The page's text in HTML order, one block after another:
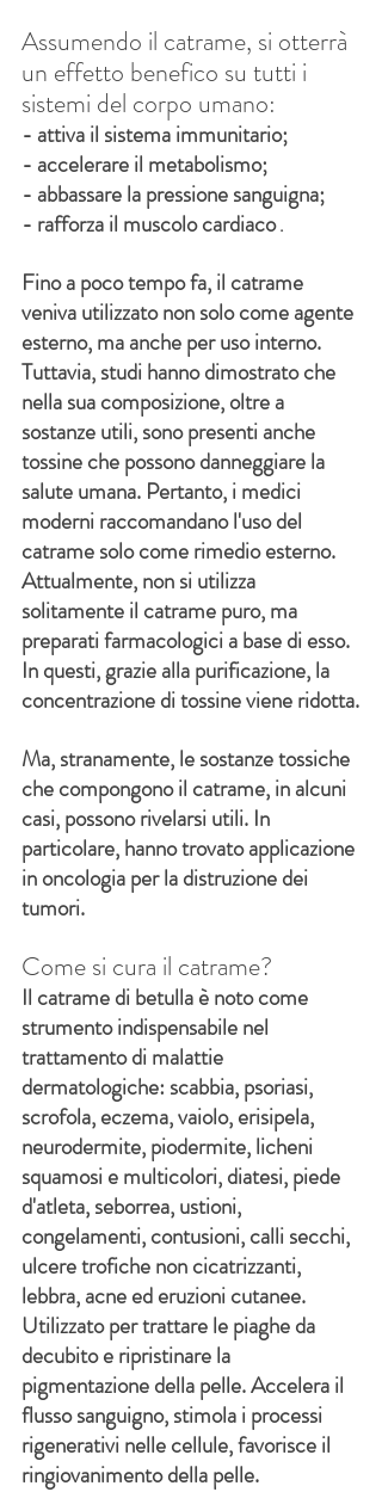
Assumendo il catrame, si otterrà
un effetto benefico su tutti i
sistemi del corpo umano:
- attiva il sistema immunitario;
- accelerare il metabolismo;
- abbassare la pressione sanguigna;
- rafforza il muscolo cardiaco.
Fino a poco tempo fa, il catrame
veniva utilizzato non solo come agente
esterno, ma anche per uso interno.
Tuttavia, studi hanno dimostrato che
nella sua composizione, oltre a
sostanze utili, sono presenti anche
tossine che possono danneggiare la
salute umana. Pertanto, i medici
moderni raccomandano l'uso del
catrame solo come rimedio esterno.
Attualmente, non si utilizza
solitamente il catrame puro, ma
preparati farmacologici a base di esso.
In questi, grazie alla purificazione, la
concentrazione di tossine viene ridotta.
Ma, stranamente, le sostanze tossiche
che compongono il catrame, in alcuni
casi, possono rivelarsi utili. In
particolare, hanno trovato applicazione
in oncologia per la distruzione dei
tumori.
Come si cura il catrame?
Il catrame di betulla è noto come
strumento indispensabile nel
trattamento di malattie
dermatologiche: scabbia, psoriasi,
scrofola, eczema, vaiolo, erisipela,
neurodermite, piodermite, licheni
squamosi e multicolori, diatesi, piede
d'atleta, seborrea, ustioni,
congelamenti, contusioni, calli secchi,
ulcere trofiche non cicatrizzanti,
lebbra, acne ed eruzioni cutanee.
Utilizzato per trattare le piaghe da
decubito e ripristinare la
pigmentazione della pelle. Accelera il
flusso sanguigno, stimola i processi
rigenerativi nelle cellule, favorisce il
ringiovanimento della pelle.